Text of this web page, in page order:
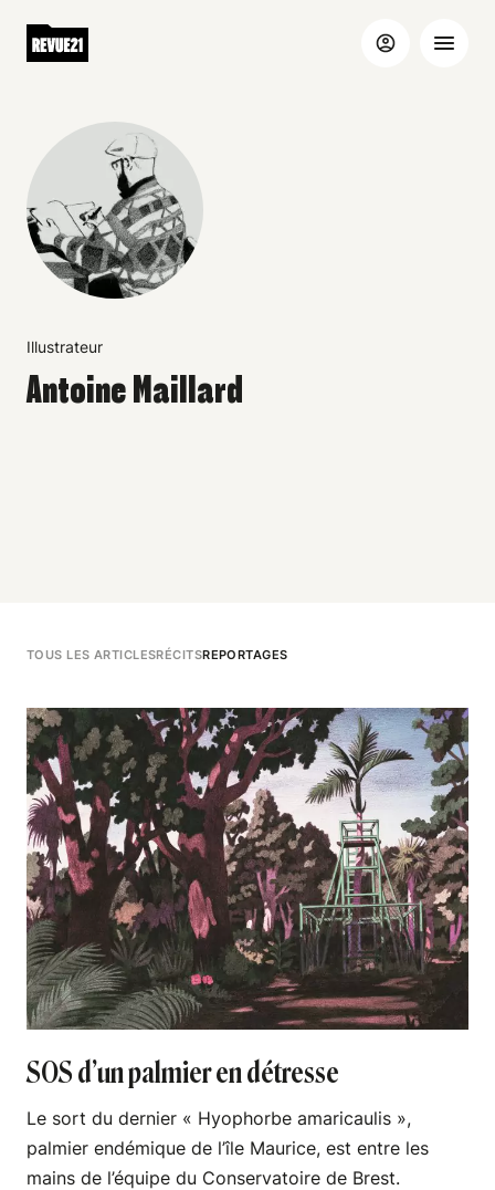
Illustrateur
Antoine Maillard
TOUS LES ARTICLESRÉCITSREPORTAGES
SOS d’un palmier en détresse
Le sort du dernier « Hyophorbe amaricaulis »,
palmier endémique de l’île Maurice, est entre les
mains de l’équipe du Conservatoire de Brest.